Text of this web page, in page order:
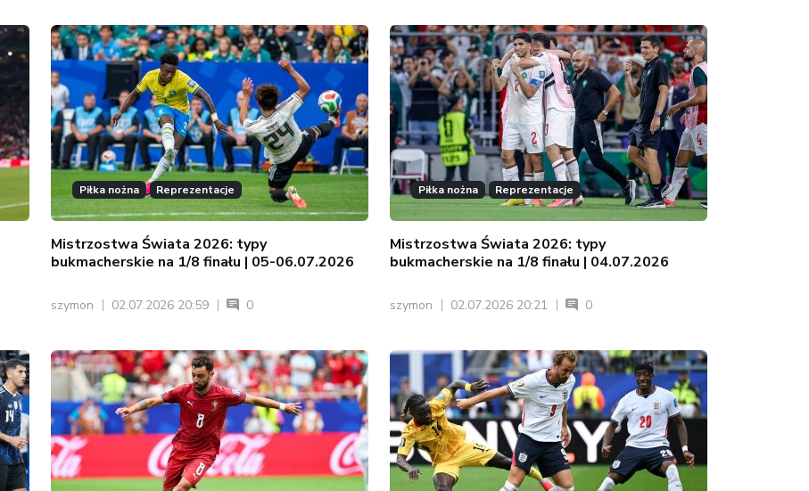
Piłka nożna Reprezentacje
Mistrzostwa Świata 2026: typy
bukmacherskie na 1/8 finału | 05-06.07.2026
szymon 02.07.2026 20:59 0
Piłka nożna Reprezentacje
Mistrzostwa Świata 2026: typy
bukmacherskie na 1/8 finału | 04.07.2026
szymon 02.07.2026 20:21 0